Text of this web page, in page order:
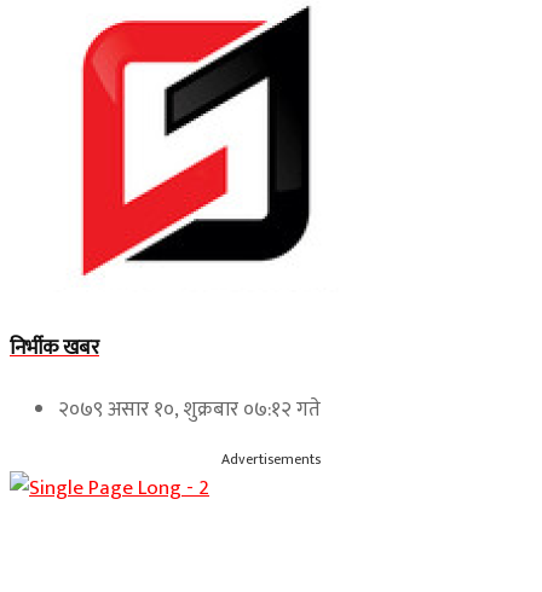
निर्भीक खबर
२०७९ असार १०, शुक्रबार ०७:१२ गते
Advertisements